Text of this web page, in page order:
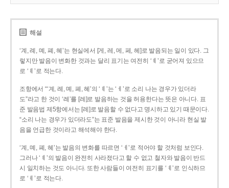
해설
‘계, 례, 몌, 폐, 혜’는 현실에서 [게, 레, 메, 페, 헤]로 발음되는 일이 있다. 그
렇지만 발음이 변화한 것과는 달리 표기는 여전히 ‘ㅖ’로 굳어져 있으므
로 ‘ㅖ’로 적는다.
조항에서 “‘계, 례, 몌, 폐, 혜’의 ‘ㅖ’는 ‘ㅔ’로 소리 나는 경우가 있더라
도”라고 한 것이 ‘례’를 [레]로 발음하는 것을 허용한다는 뜻은 아니다. 표
준 발음법 제5항에서는 [레]로 발음할 수 없다고 명시하고 있기 때문이다.
“소리 나는 경우가 있더라도”는 표준 발음을 제시한 것이 아니라 현실 발
음을 언급한 것이라고 해석해야 한다.
‘계, 몌, 폐, 혜’는 발음의 변화를 따르면 ‘ㅔ’로 적어야 할 것처럼 보인다.
그러나 ‘ㅖ’의 발음이 완전히 사라졌다고 할 수 없고 철자와 발음이 반드
시 일치하는 것도 아니다. 또한 사람들이 여전히 표기를 ‘ㅖ’로 인식하므
로 ‘ㅖ’로 적는다.